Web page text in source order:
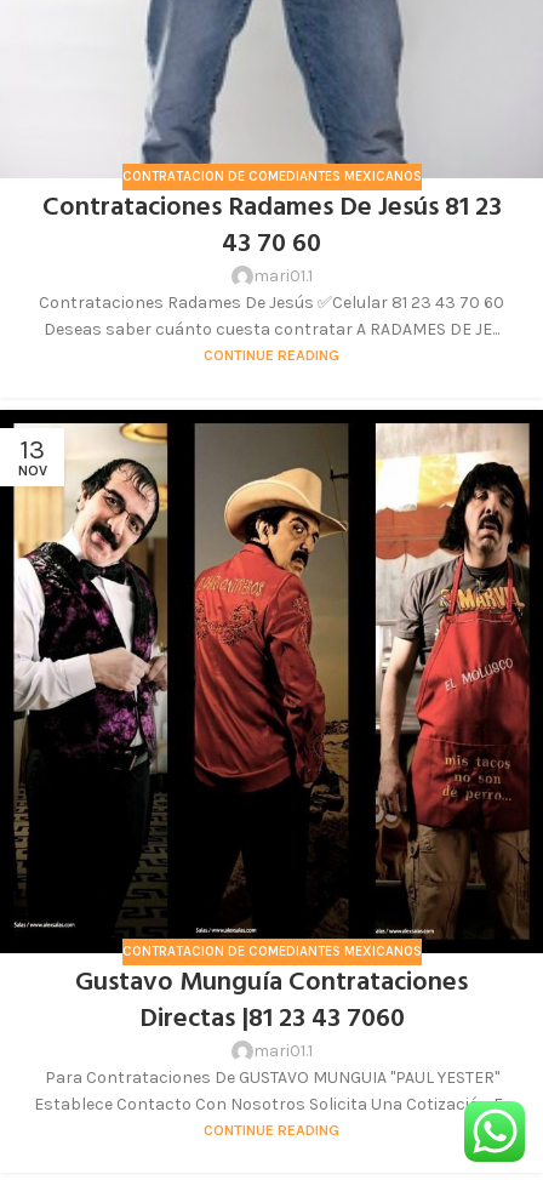
CONTRATACION DE COMEDIANTES MEXICANOS
Contrataciones Radames De Jesús 81 23
43 70 60
mari01.1
Contrataciones Radames De Jesús ✅Celular 81 23 43 70 60
Deseas saber cuánto cuesta contratar A RADAMES DE JE...
CONTINUE READING
13
NOV
CONTRATACION DE COMEDIANTES MEXICANOS
Gustavo Munguía Contrataciones
Directas |81 23 43 7060
mari01.1
Para Contrataciones De GUSTAVO MUNGUIA "PAUL YESTER"
Establece Contacto Con Nosotros Solicita Una Cotización E...
CONTINUE READING